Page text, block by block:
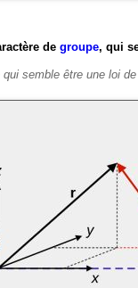
degroupe, qui
semble être une loi